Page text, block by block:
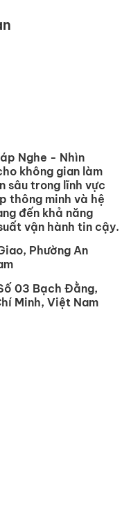
Nghe - Nhìn
không gian làm
sâu trong lĩnh vực
thông minh và hệ
đến khả năng
vận hành tin cậy.
Phường An
03 Bạch Đằng,
Minh, Việt Nam